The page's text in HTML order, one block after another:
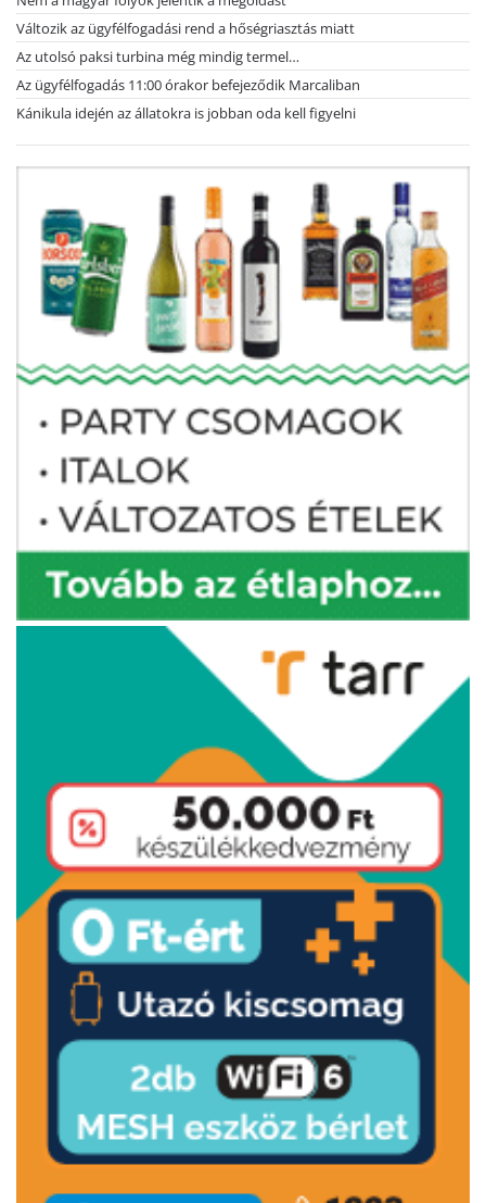
Változik az ügyfélfogadási rend a hőségriasztás miatt
Az utolsó paksi turbina még mindig termel…
Az ügyfélfogadás 11:00 órakor befejeződik Marcaliban
Kánikula idején az állatokra is jobban oda kell figyelni